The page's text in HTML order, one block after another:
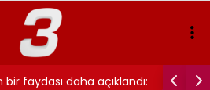
bir faydası daha açıklandı: